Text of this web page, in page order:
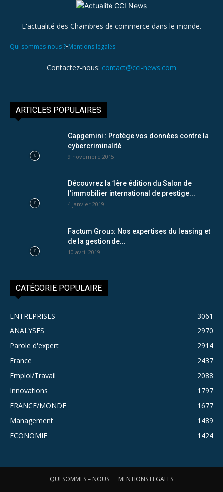
L'actualité des Chambres de commerce dans le monde.
Qui sommes-nous ?•Mentions légales
Contactez-nous: contact@cci-news.com
ARTICLES POPULAIRES
Capgemini : Protège vos données contre la
cybercriminalité
9 novembre 2015
Découvrez la 1ère édition du Salon de
l’immobilier international de prestige...
4 janvier 2019
Factum Group: Nos expertises du leasing et
de la gestion de...
10 avril 2019
CATÉGORIE POPULAIRE
ENTREPRISES
3061
ANALYSES
2970
Parole d'expert
2914
France
2437
Emploi/Travail
2088
Innovations
1797
FRANCE/MONDE
1677
Management
1489
ECONOMIE
1424
QUI SOMMES – NOUS MENTIONS LEGALES